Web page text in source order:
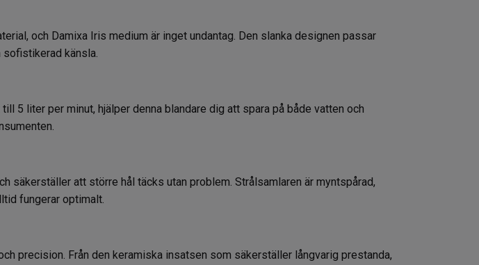
och Damixa Iris medium är inget undantag. Den slanka designen passar
känsla.
5 liter per minut, hjälper denna blandare dig att spara på både vatten och
säkerställer att större hål täcks utan problem. Strålsamlaren är myntspårad,
fungerar optimalt.
precision. Från den keramiska insatsen som säkerställer långvarig prestanda,